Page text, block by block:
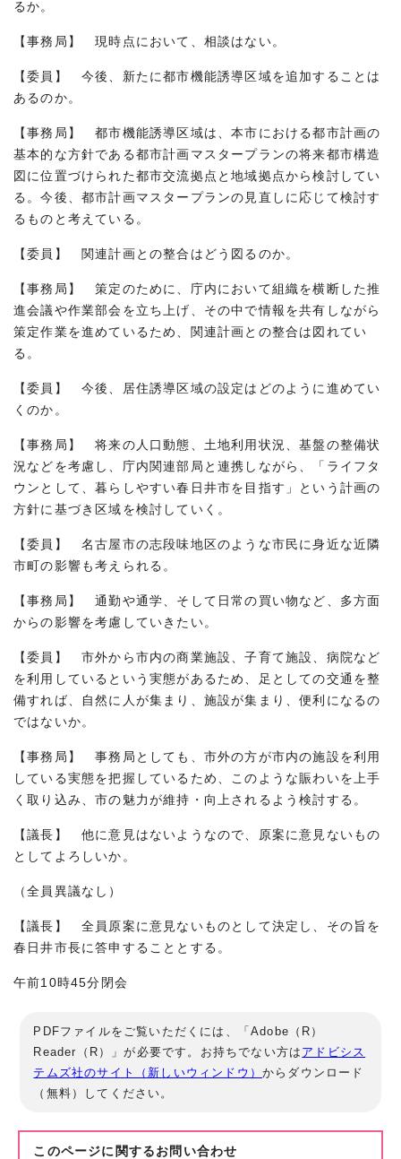
るか。
【事務局】 現時点において、相談はない。
【委員】 今後、新たに都市機能誘導区域を追加することは
あるのか。
【事務局】 都市機能誘導区域は、本市における都市計画の
基本的な方針である都市計画マスタープランの将来都市構造
図に位置づけられた都市交流拠点と地域拠点から検討してい
る。今後、都市計画マスタープランの見直しに応じて検討す
るものと考えている。
【委員】 関連計画との整合はどう図るのか。
【事務局】 策定のために、庁内において組織を横断した推
進会議や作業部会を立ち上げ、その中で情報を共有しながら
策定作業を進めているため、関連計画との整合は図れてい
る。
【委員】 今後、居住誘導区域の設定はどのように進めてい
くのか。
【事務局】 将来の人口動態、土地利用状況、基盤の整備状
況などを考慮し、庁内関連部局と連携しながら、「ライフタ
ウンとして、暮らしやすい春日井市を目指す」という計画の
方針に基づき区域を検討していく。
【委員】 名古屋市の志段味地区のような市民に身近な近隣
市町の影響も考えられる。
【事務局】 通勤や通学、そして日常の買い物など、多方面
からの影響を考慮していきたい。
【委員】 市外から市内の商業施設、子育て施設、病院など
を利用しているという実態があるため、足としての交通を整
備すれば、自然に人が集まり、施設が集まり、便利になるの
ではないか。
【事務局】 事務局としても、市外の方が市内の施設を利用
している実態を把握しているため、このような賑わいを上手
く取り込み、市の魅力が維持・向上されるよう検討する。
【議長】 他に意見はないようなので、原案に意見ないもの
としてよろしいか。
（全員異議なし）
【議長】 全員原案に意見ないものとして決定し、その旨を
春日井市長に答申することとする。
午前10時45分閉会
PDFファイルをご覧いただくには、「Adobe（R）
Reader（R）」が必要です。お持ちでない方は アドビシス
テムズ社のサイト（新しいウィンドウ）からダウンロード
（無料）してください。
このページに関する お問い合わせ